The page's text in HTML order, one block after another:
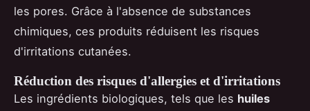
les pores. Grâce à l'absence de substances
chimiques, ces produits réduisent les risques
d'irritations cutanées.
Réduction des risques d'allergies et d'irritations
Les ingrédients biologiques, tels que les huiles